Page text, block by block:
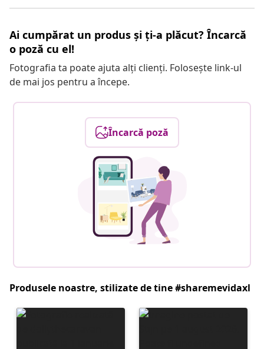
Ai cumpărat un produs și ți-a plăcut? Încarcă
o poză cu el!
Fotografia ta poate ajuta alți clienți. Folosește link-ul
de mai jos pentru a începe.
Încarcă poză
Produsele noastre, stilizate de tine #sharemevidaxl